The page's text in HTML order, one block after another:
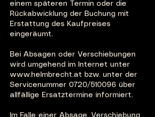
einem späteren Termin oder die
Rückabwicklung der Buchung mit
Erstattung des Kaufpreises
eingeräumt.
Bei Absagen oder Verschiebungen
wird umgehend im Internet unter
www.helmbrecht.at bzw. unter der
Servicenummer 0720/510096 über
allfällige Ersatztermine informiert.
Im Falle einer Absage, Verschiebung